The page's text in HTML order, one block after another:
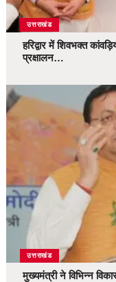
उत्तराखंड
हरिद्वार में शिवभक्त
प्रक्षालन…
उत्तराखंड
मुख्यमंत्री ने विभिन्न